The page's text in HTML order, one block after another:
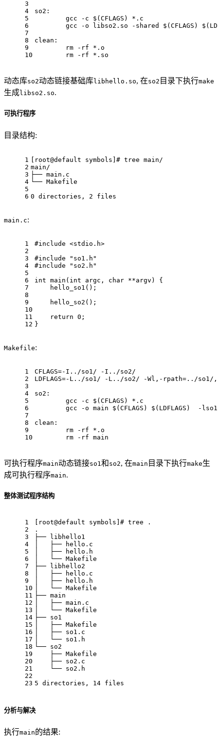
3
4
5
6
7
8
9
10
so2:
	gcc -c
$(CFLAGS)
*.c
	gcc -o libso2.so -shared
$(CFLAGS)
clean:
	rm -rf *.o
	rm -rf *.so
动态库so2动态链接基础库libhello.so, 在so2 目录下执行make
生成libso2.so.
可执行程序
目录结构:
1
2
3
4
5
6
[root@default symbols] # tree main/
main/
├── main.c
└── Makefile
0 directories, 2 files
main.c:
1
2
3
4
5
6
7
8
9
10
11
12
#include <stdio.h>
#include
"so1.h"
#include
"so2.h"
int main ( int argc, char **argv)
{
    hello_so1();
    hello_so2();
return 0 ;
}
Makefile:
1
2
3
4
5
6
7
8
9
10
CFLAGS=-I../so1/ -I../so2/
LDFLAGS=-L../so1/ -L../so2/ -Wl,-rpath=../
so2:
	gcc -c
$(CFLAGS)
*.c
	gcc -o main
$(CFLAGS) $(LDFLAGS)
-
clean:
	rm -rf *.o
	rm -rf main
可执行程序main动态链接so1 和 so2, 在main 目录下执行make生
成可执行程序main.
整体测试程序结构
1
2
3
4
5
6
7
8
9
10
11
12
13
14
15
16
17
18
19
20
21
22
23
[root@default symbols] # tree .
.
├── libhello1
│   ├── hello.c
│   ├── hello.h
│   └── Makefile
├── libhello2
│   ├── hello.c
│   ├── hello.h
│   └── Makefile
├── main
│   ├── main.c
│   └── Makefile
├── so1
│   ├── Makefile
│   ├── so1.c
│   └── so1.h
└── so2
    ├── Makefile
    ├── so2.c
    └── so2.h
5 directories, 14 files
分析与解决
执行main的结果: